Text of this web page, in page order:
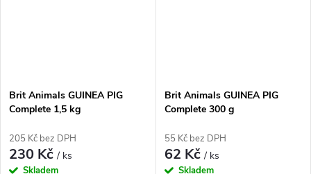
Brit Animals GUINEA PIG
Complete 1,5 kg
205 Kč bez DPH
230 Kč/ ks
Skladem
Brit Animals GUINEA PIG
Complete 300 g
55 Kč bez DPH
62 Kč/ ks
Skladem